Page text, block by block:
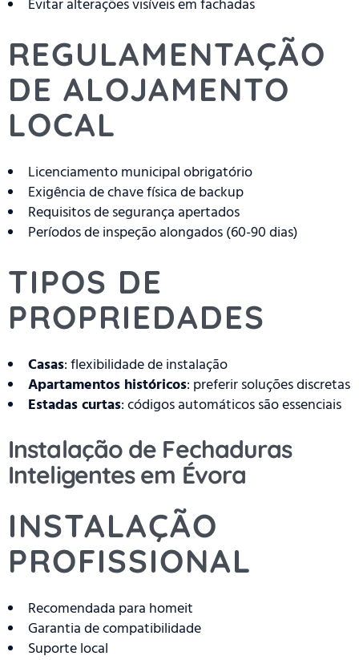
Evitar alterações visíveis em fachadas
REGULAMENTAÇÃO
DE ALOJAMENTO
LOCAL
Licenciamento municipal obrigatório
Exigência de chave física de backup
Requisitos de segurança apertados
Períodos de inspeção alongados (60-90 dias)
TIPOS DE
PROPRIEDADES
Casas: flexibilidade de instalação
Apartamentos históricos: preferir soluções discretas
Estadas curtas: códigos automáticos são essenciais
Instalação de Fechaduras
Inteligentes em Évora
INSTALAÇÃO
PROFISSIONAL
Recomendada para homeit
Garantia de compatibilidade
Suporte local